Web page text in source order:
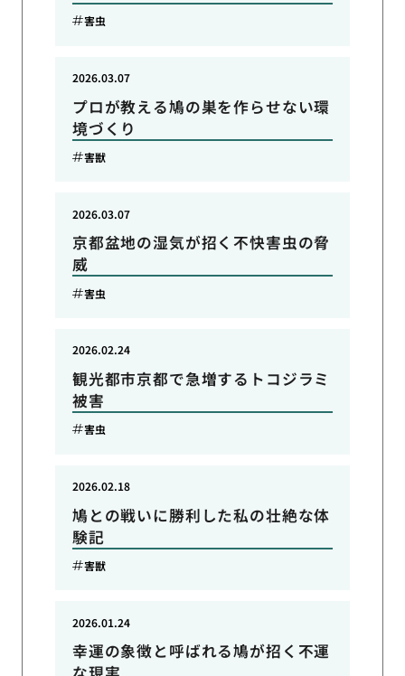
害虫
プロが教える鳩の巣を作らせない環
境づくり
2026.03.07
害獣
京都盆地の湿気が招く不快害虫の脅
威
2026.03.07
害虫
観光都市京都で急増するトコジラミ
被害
2026.02.24
害虫
鳩との戦いに勝利した私の壮絶な体
験記
2026.02.18
害獣
幸運の象徴と呼ばれる鳩が招く不運
2026.01.24